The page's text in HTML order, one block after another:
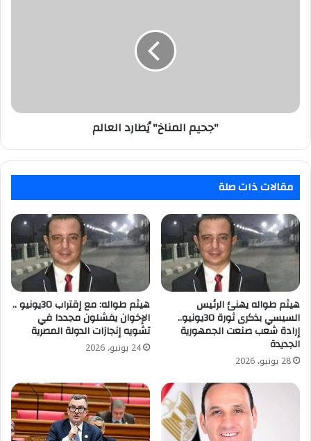
"جحيم المناخ" يُطارد العالم
مقالات ذات صلة
هيثم طواله يهنئ الرئيس
السيسي بذكرى ثورة 30يونيو..
إرادة شعب صنعت الجمهورية
الجديدة
28 يونيو، 2026
هيثم طواله: مع إقتراب 30يونيو ..
الإخوان يفشلون مجددا في
تشويه إنجازات الدولة المصرية
24 يونيو، 2026